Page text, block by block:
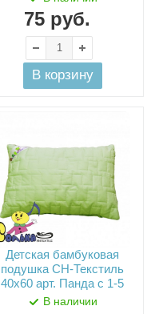
75руб.
В корзину
Детская бамбуковая
подушка СН-Текстиль
40х60 арт. Панда с 1-5
В наличии